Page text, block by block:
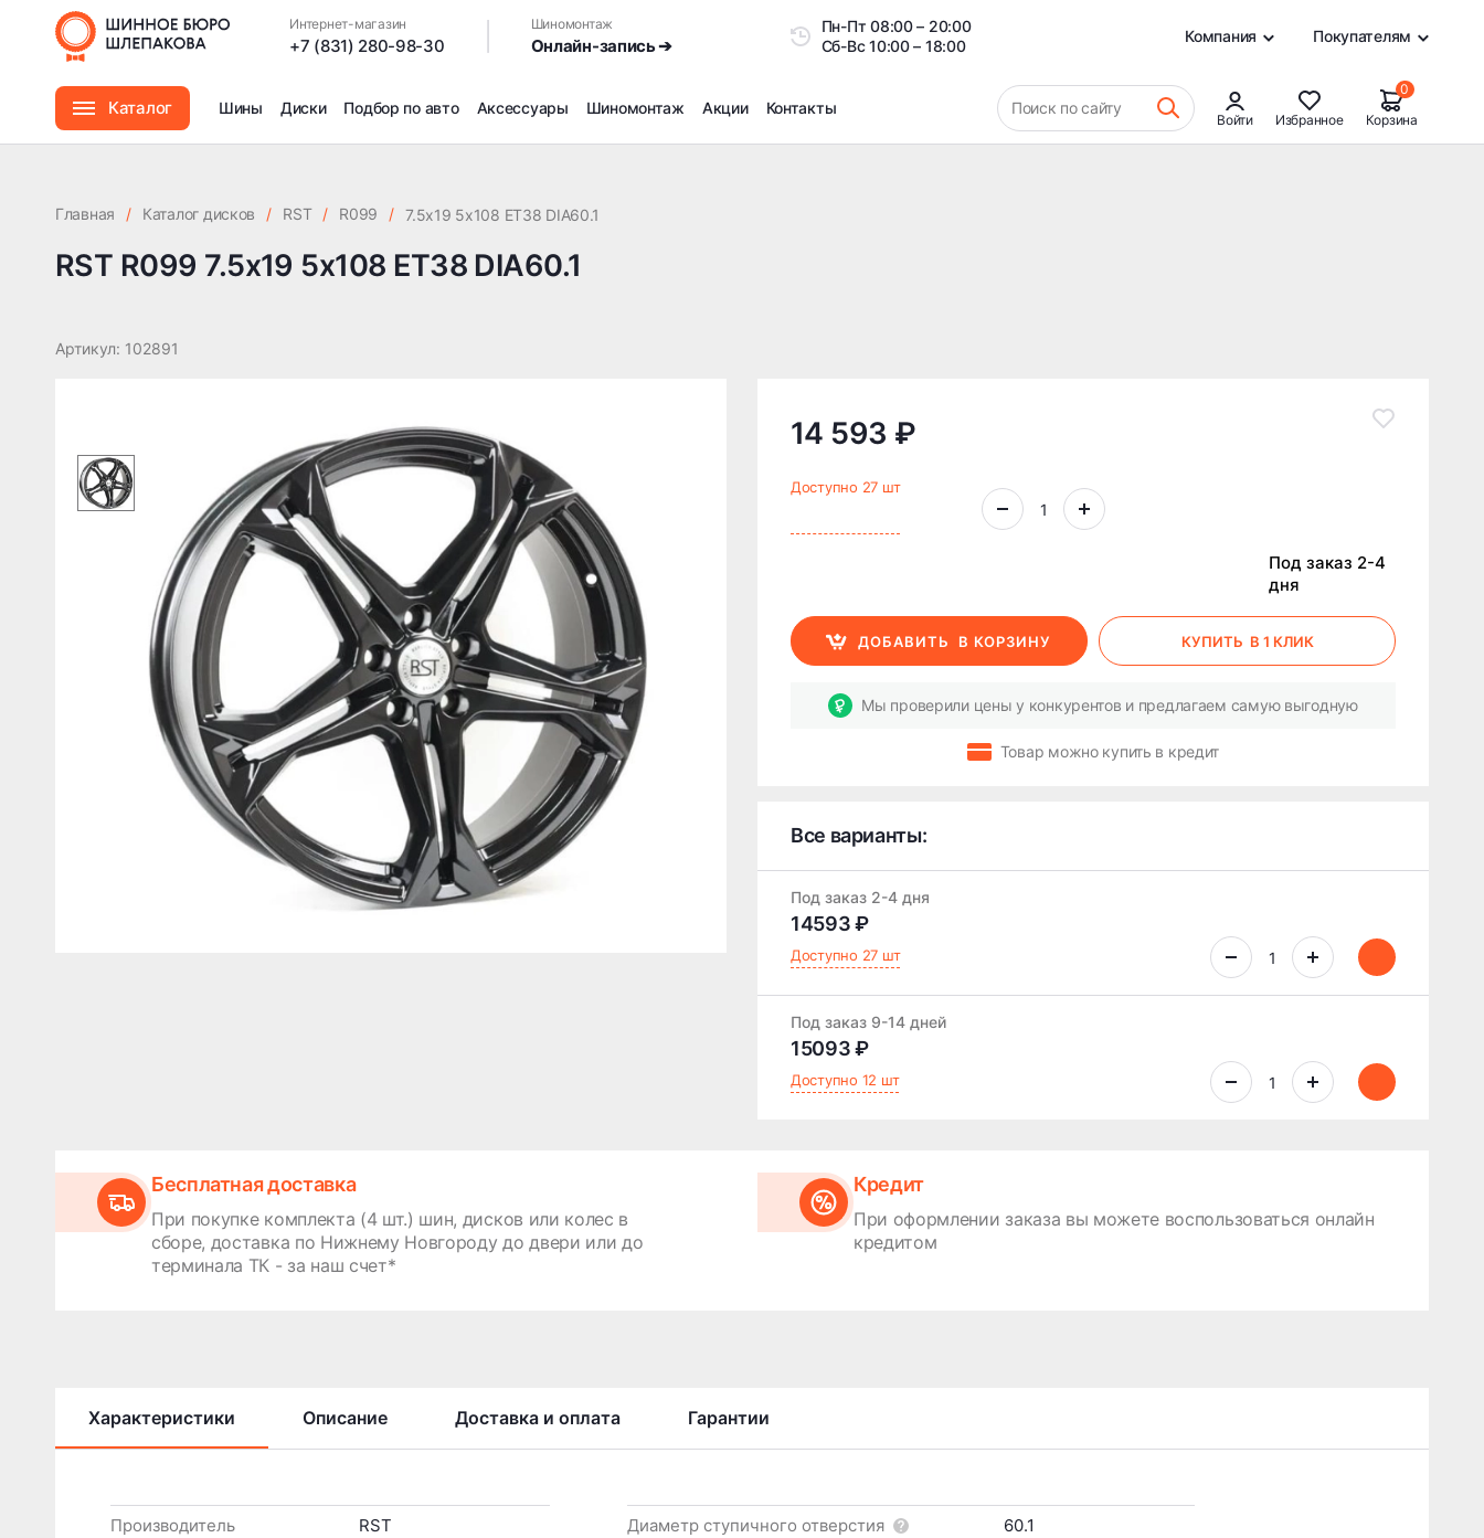
Интернет-магазин
+7 (831) 280-98-30
Шиномонтаж
Онлайн-запись ➔
Пн-Пт08:00 – 20:00
Сб-Вс10:00 – 18:00
Компания Покупателям
Каталог Шины Диски Подбор по авто Аксессуары Шиномонтаж
Сезонное хранение
Дошиповка, Ошиповка, Перешиповка зимней резины
Шумоизоляция покрышек
Подбор запчастей
Акции Контакты Поиск по сайту
Войти Избранное
0
Корзина
RST R099 7.5x19 5x108 ET38 DIA60.1
Главная / Каталог дисков / RST / R099 / 7.5x19 5x108 ET38 DIA60.1
RST R099 7.5x19 5x108 ET38 DIA60.1
Артикул: 102891
14 593 ₽
Доступно 27 шт
Под заказ 2-4
дня
ДОБАВИТЬ В КОРЗИНУ КУПИТЬ В 1 КЛИК
Мы проверили цены у конкурентов и предлагаем самую выгодную
Товар можно купить в кредит
Все варианты:
Под заказ 2-4 дня
14593 ₽
Доступно 27 шт
Под заказ 9-14 дней
15093 ₽
Доступно 12 шт
Бесплатная доставка
При покупке комплекта (4 шт.) шин, дисков или колес в
сборе, доставка по Нижнему Новгороду до двери или до
терминала ТК - за наш счет*
Кредит
При оформлении заказа вы можете воспользоваться онлайн
кредитом
Характеристики Описание Доставка и оплата Гарантии
Производитель
RST
Диаметр ступичного отверстия
60.1